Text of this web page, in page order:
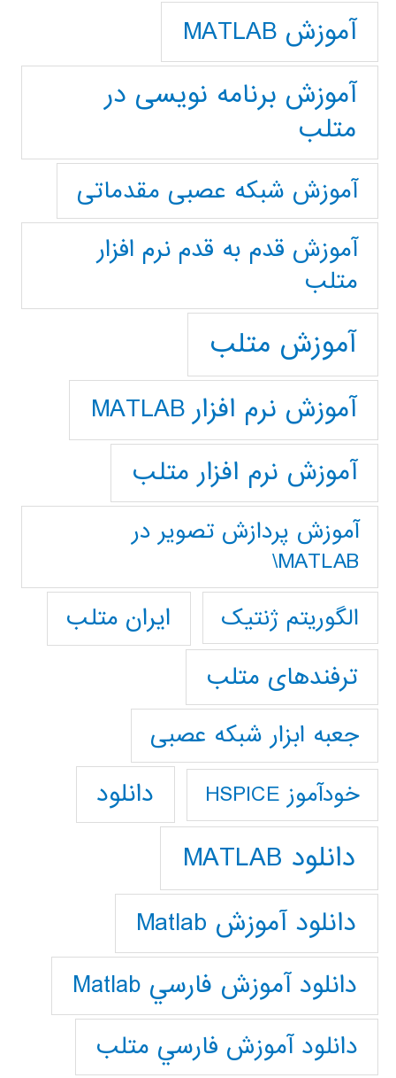
آموزش MATLAB
آموزش برنامه نویسی در
متلب
آموزش شبکه عصبی مقدماتی
آموزش قدم به قدم نرم افزار
متلب
آموزش متلب
آموزش نرم افزار MATLAB
آموزش نرم افزار متلب
آموزش پردازش تصوير در
MATLAB\
الگوریتم ژنتیک
ایران متلب
ترفندهای متلب
جعبه ابزار شبکه عصبی
خودآموز HSPICE دانلود
دانلود MATLAB
دانلود آموزش Matlab
دانلود آموزش فارسي Matlab
دانلود آموزش فارسي متلب